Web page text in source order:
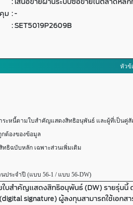
ม :-
:SET5019P2609B
หัวข้
นี้ตามใบสำคัญแสดงสิทธิอนุพันธ์ และผู้ที่เป็นคู่สั
ต้องของข้อมูล
ฉบับหลัก เฉพาะส่วนเพิ่มเติม
ะจำปี (แบบ 56-1 / แบบ 56-DW)
บสำคัญแสดงสิทธิอนุพันธ์ (DW) รายรุ่นนี้
signature) ผู้ลงทุนสามารถใช้เอกส